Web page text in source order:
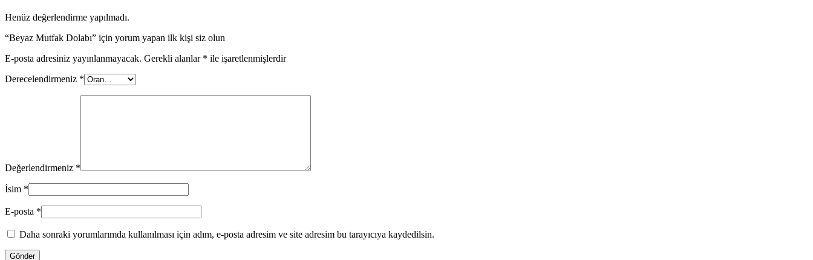
Henüz değerlendirme yapılmadı.
“Beyaz Mutfak Dolabı” için yorum yapan ilk kişi siz olun
E-posta adresiniz yayınlanmayacak. Gerekli alanlar * ile işaretlenmişlerdir
Derecelendirmeniz *
Değerlendirmeniz *
İsim *
E-posta *
Daha sonraki yorumlarımda kullanılması için adım, e-posta adresim ve site adresim bu tarayıcıya kaydedilsin.